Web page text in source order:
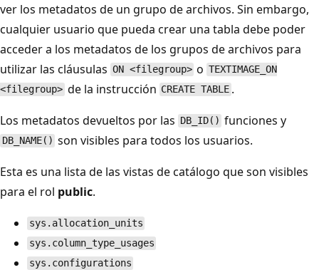
ver los metadatos de un grupo de archivos. Sin embargo,
cualquier usuario que pueda crear una tabla debe poder
acceder a los metadatos de los grupos de archivos para
utilizar las cláusulas ON <filegroup> o TEXTIMAGE_ON
<filegroup> de la instrucción CREATE TABLE .
Los metadatos devueltos por las DB_ID() funciones y
DB_NAME() son visibles para todos los usuarios.
Esta es una lista de las vistas de catálogo que son visibles
para el rol public.
sys.allocation_units
sys.column_type_usages
sys.configurations